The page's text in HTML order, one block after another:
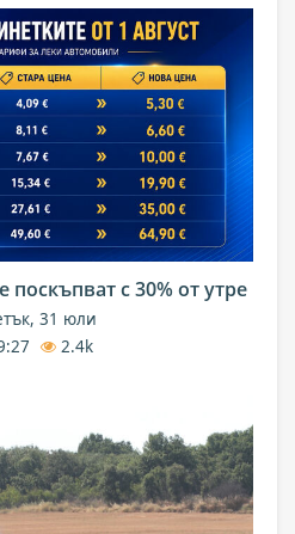
поскъпват с 30% от утре
31 юли
2.4k